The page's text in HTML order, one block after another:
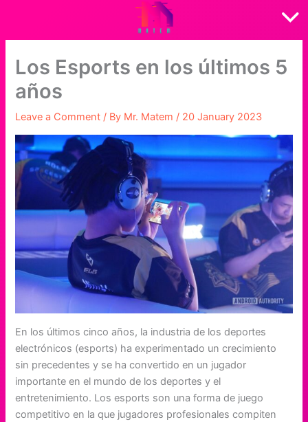
content
Los Esports en los últimos 5
años
Leave a Comment / By Mr. Matem / 20 January 2023
En los últimos cinco años, la industria de los deportes
electrónicos (esports) ha experimentado un crecimiento
sin precedentes y se ha convertido en un jugador
importante en el mundo de los deportes y el
entretenimiento. Los esports son una forma de juego
competitivo en la que jugadores profesionales compiten